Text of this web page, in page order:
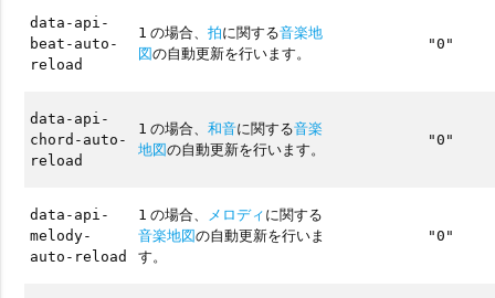
data-api-
beat-auto-
reload
1 の場合、拍に関する音楽地
図の自動更新を行います。
"0"
data-api-
chord-auto-
reload
1 の場合、和音に関する音楽
地図の自動更新を行います。
"0"
data-api-
melody-
auto-reload
1 の場合、 メロディに関する
音楽地図の自動更新を行いま
す。
"0"